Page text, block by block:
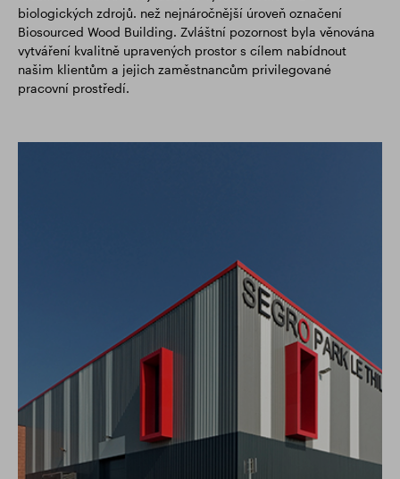
biologických zdrojů. než nejnáročnější úroveň označení
Biosourced Wood Building. Zvláštní pozornost byla věnována
vytváření kvalitně upravených prostor s cílem nabídnout
našim klientům a jejich zaměstnancům privilegované
pracovní prostředí.